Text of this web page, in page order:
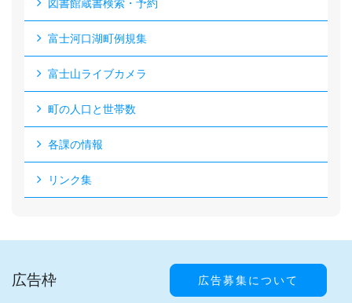
図書館蔵書検索・予約
富士河口湖町例規集
富士山ライブカメラ
町の人口と世帯数
各課の情報
リンク集
広告枠 広告募集について